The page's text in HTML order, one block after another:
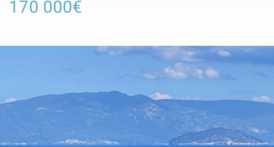
170 000€